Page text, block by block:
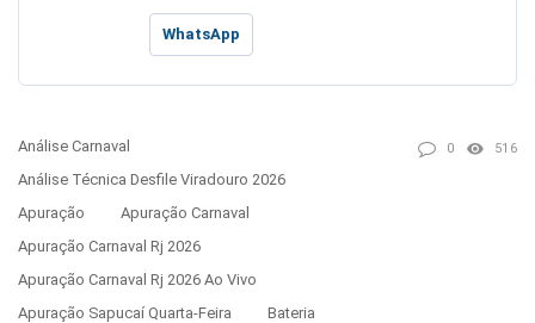
WhatsApp
Análise Carnaval
Análise Técnica Desfile Viradouro 2026
Apuração
Apuração Carnaval
Apuração Carnaval Rj 2026
Apuração Carnaval Rj 2026 Ao Vivo
Apuração Sapucaí Quarta-Feira
Bateria
0 516